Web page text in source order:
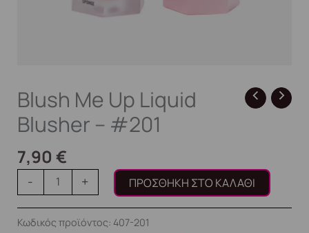
Blush Me Up Liquid
Blusher – #201
7,90 €
- + ΠΡΟΣΘΉΚΗ ΣΤΟ ΚΑΛΆΘΙ
Κωδικός προϊόντος: 407-201